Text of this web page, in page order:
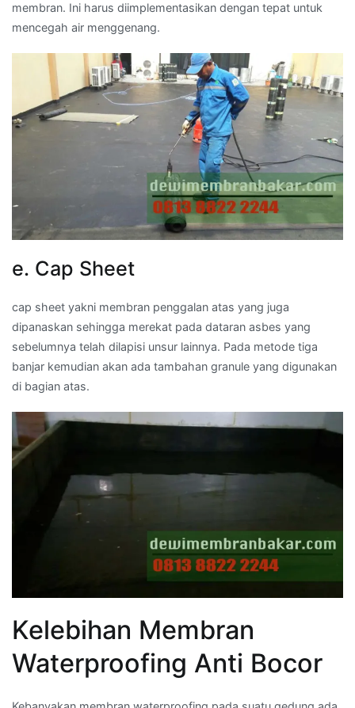
membran. Ini harus diimplementasikan dengan tepat untuk
mencegah air menggenang.
e. Cap Sheet
cap sheet yakni membran penggalan atas yang juga
dipanaskan sehingga merekat pada dataran asbes yang
sebelumnya telah dilapisi unsur lainnya. Pada metode tiga
banjar kemudian akan ada tambahan granule yang digunakan
di bagian atas.
Kelebihan Membran
Waterproofing Anti Bocor